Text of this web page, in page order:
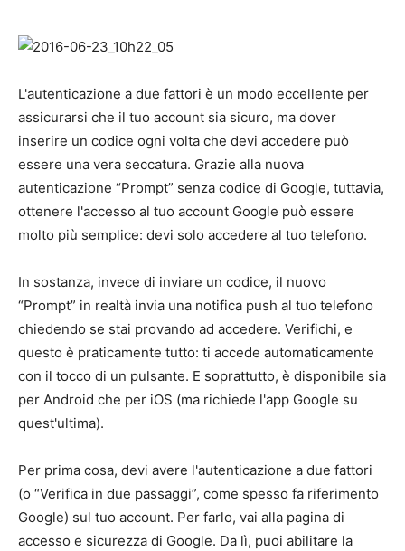
L'autenticazione a due fattori è un modo eccellente per
assicurarsi che il tuo account sia sicuro, ma dover
inserire un codice ogni volta che devi accedere può
essere una vera seccatura. Grazie alla nuova
autenticazione “Prompt” senza codice di Google, tuttavia,
ottenere l'accesso al tuo account Google può essere
molto più semplice: devi solo accedere al tuo telefono.
In sostanza, invece di inviare un codice, il nuovo
“Prompt” in realtà invia una notifica push al tuo telefono
chiedendo se stai provando ad accedere. Verifichi, e
questo è praticamente tutto: ti accede automaticamente
con il tocco di un pulsante. E soprattutto, è disponibile sia
per Android che per iOS (ma richiede l'app Google su
quest'ultima).
Per prima cosa, devi avere l'autenticazione a due fattori
(o “Verifica in due passaggi”, come spesso fa riferimento
Google) sul tuo account. Per farlo, vai alla pagina di
accesso e sicurezza di Google. Da lì, puoi abilitare la